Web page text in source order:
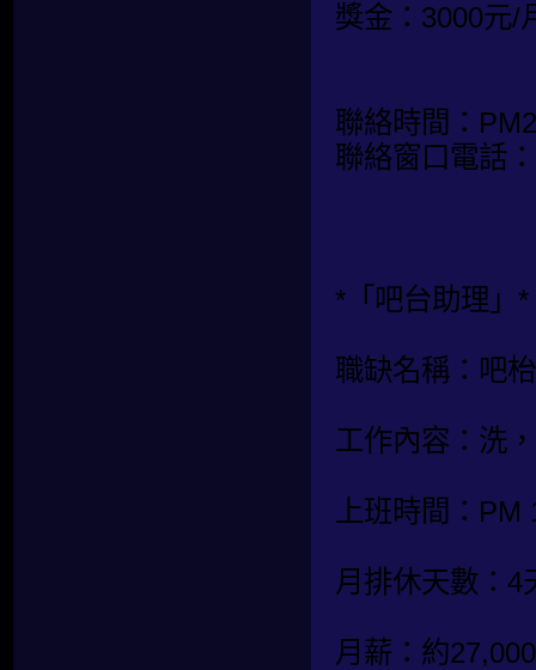
獎金：3000元/
聯絡時間：
聯絡窗口電話
*「吧台助理」*
職缺名稱：吧
工作內容：洗
上班時間：
月排休天數：4
月薪：約